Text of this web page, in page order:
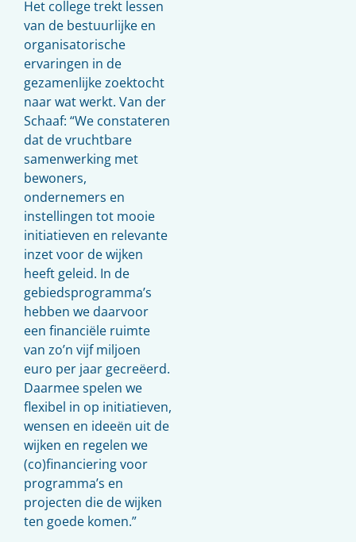
Het college trekt lessen
van de bestuurlijke en
organisatorische
ervaringen in de
gezamenlijke zoektocht
naar wat werkt. Van der
Schaaf: “We constateren
dat de vruchtbare
samenwerking met
bewoners,
ondernemers en
instellingen tot mooie
initiatieven en relevante
inzet voor de wijken
heeft geleid. In de
gebiedsprogramma’s
hebben we daarvoor
een financiële ruimte
van zo’n vijf miljoen
euro per jaar gecreëerd.
Daarmee spelen we
flexibel in op initiatieven,
wensen en ideeën uit de
wijken en regelen we
(co)financiering voor
programma’s en
projecten die de wijken
ten goede komen.”